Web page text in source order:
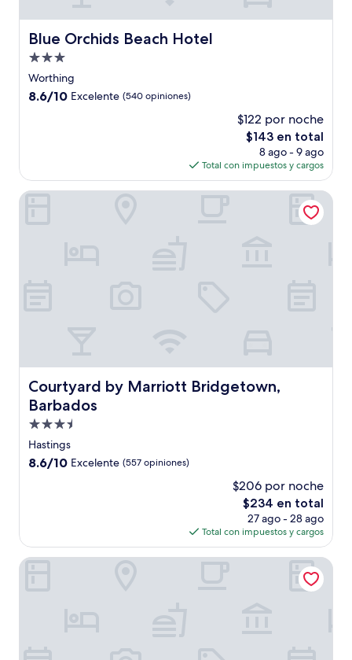
Blue Orchids Beach Hotel
Blue Orchids Beach Hotel
Propiedad
de
3.0
Worthing
8.6
8.6/10 Excelente (540 opiniones)
$122 por noche
El
precio
actual
es
de
$143 en total
8 ago - 9 ago
Total con impuestos y cargos
Courtyard by Marriott Bridgetown,
Barbados
Courtyard by Marriott Bridgetown, Barbados
Propiedad
de
3.5
Hastings
8.6
8.6/10 Excelente (557 opiniones)
$206 por noche
El
precio
actual
es
de
$234 en total
27 ago - 28 ago
Total con impuestos y cargos
Courtyard by Marriott Bridgetown, Barbados
Accra Beach Hotel & Spa